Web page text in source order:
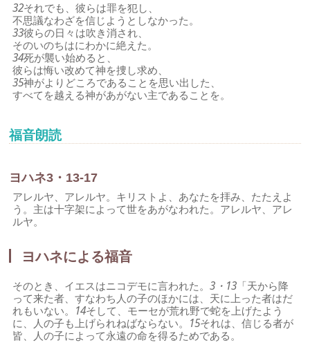
32それでも、彼らは罪を犯し、
不思議なわざを信じようとしなかった。
33彼らの日々は吹き消され、
そのいのちはにわかに絶えた。
34死が襲い始めると、
彼らは悔い改めて神を捜し求め、
35神がよりどころであることを思い出した、
すべてを越える神があがない主であることを。
福音朗読
ヨハネ3・13-17
アレルヤ、アレルヤ。キリストよ、あなたを拝み、たたえよ
う。主は十字架によって世をあがなわれた。アレルヤ、アレ
ルヤ。
ヨハネによる福音
そのとき、イエスはニコデモに言われた。3・13 「天から降
って来た者、すなわち人の子のほかには、天に上った者はだ
れもいない。 14そして、モーセが荒れ野で蛇を上げたよう
に、人の子も上げられねばならない。 15それは、信じる者が
皆、人の子によって永遠の命を得るためである。